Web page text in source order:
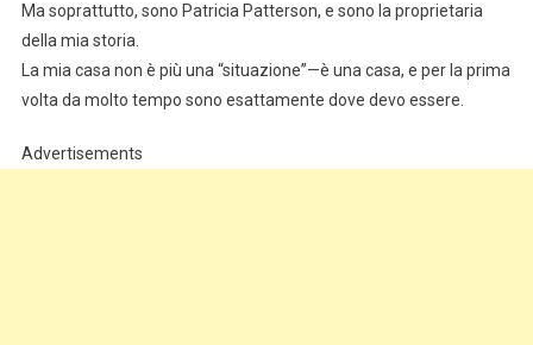
Ma soprattutto, sono Patricia Patterson, e sono la proprietaria
della mia storia.
La mia casa non è più una “situazione”—è una casa, e per la prima
volta da molto tempo sono esattamente dove devo essere.
Advertisements